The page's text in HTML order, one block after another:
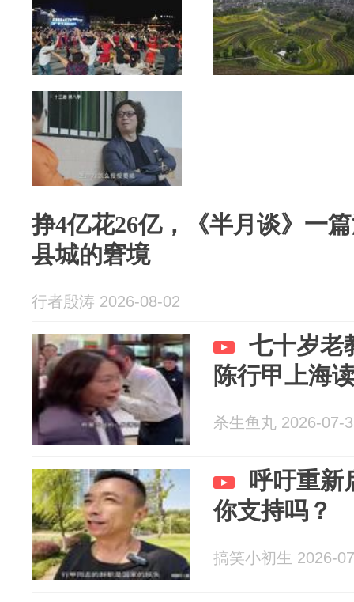
挣4亿花26亿，《半月谈》一
县城的窘境
行者殷涛 2026-08-02
七十岁老
陈行甲上海
杀生鱼丸 2026-07-
呼吁重新
你支持吗？
搞笑小初生 2026-